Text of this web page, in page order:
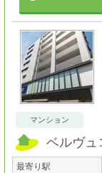
マンション
ベルヴュ
最寄り駅